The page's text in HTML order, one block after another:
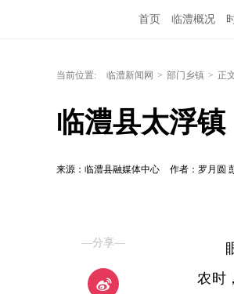
首页 临澧概况
当前位置: 临澧新闻网 > 部门乡镇 > 正
临澧县太浮
来源：临澧县融媒体中心 作者：罗月圆
—分享—
农时